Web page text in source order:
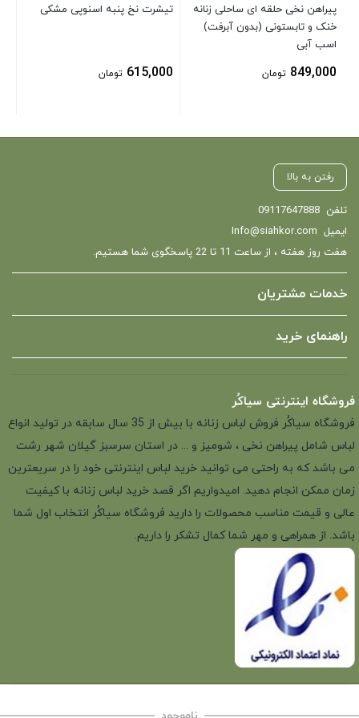
پیراهن نخی حلقه ای ساحلی زنانه
خنک و تابستونی (بدون آبرفت)
اسب آبی
849,000 تومان
تیشرت نخ پنبه اسنوپی مشکی
615,000 تومان
رفتن به بالا
تلفن 09117647888
ایمیل Info@siahkor.com
هفت روز هفته ، از ساعت 11 تا 22 پاسخگوی شما هستیم.
خدمات مشتریان
راهنمای خرید
فروشگاه اینترنتی سیاکُر
فروشگاه سیاکُر فروش لباس زنانه با بیش از 35 سال سابقه در تولید انواع
لباس شامل پیراهن نخی ، شومیز و ... در استان سرسبز گیلان شهر رشت
می باشد که به راحتی می توانید خرید لباس اینترنتی خود را در سریعترین
زمان ممکن انجام دهید. امیدواریم اگر قصد خرید لباس زنانه با کیفیت
عالی و قیمت مناسب محصولات را دارید فروشگاه سیاکُر انتخاب اول شما
باشد. از همراهی و مهر شما کمال تشکر را داریم.